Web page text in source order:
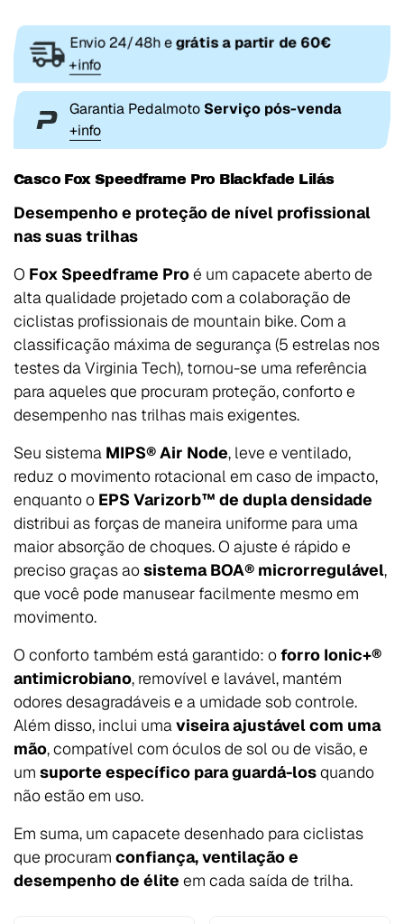
Envio 24/48h egrátis a partir de 60€
+info
Garantia Pedalmoto Serviço pós-venda
+info
Casco Fox Speedframe Pro Blackfade Lilás
Desempenho e proteção de nível profissional
nas suas trilhas
O Fox Speedframe Proé um capacete aberto de
alta qualidade projetado com a colaboração de
ciclistas profissionais de mountain bike. Com a
classificação máxima de segurança (5 estrelas nos
testes da Virginia Tech), tornou-se uma referência
para aqueles que procuram proteção, conforto e
desempenho nas trilhas mais exigentes.
Seu sistema MIPS® Air Node, leve e ventilado,
reduz o movimento rotacional em caso de impacto,
enquanto o EPS Varizorb™ de dupla densidade
distribui as forças de maneira uniforme para uma
maior absorção de choques. O ajuste é rápido e
preciso graças aosistema BOA® microrregulável,
que você pode manusear facilmente mesmo em
movimento.
O conforto também está garantido: oforro Ionic+®
antimicrobiano, removível e lavável, mantém
odores desagradáveis e a umidade sob controle.
Além disso, inclui umaviseira ajustável com uma
mão, compatível com óculos de sol ou de visão, e
um suporte específico para guardá-losquando
não estão em uso.
Em suma, um capacete desenhado para ciclistas
que procuram confiança, ventilação e
desempenho de élite em cada saída de trilha.